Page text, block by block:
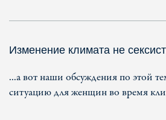
Изменение климата не
...а вот наши обсуждения по этой
ситуацию для женщин во время